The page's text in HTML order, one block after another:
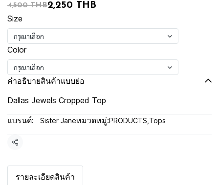
4,500 THB2,250 THB
Size
กรุณาเลือก
Color
กรุณาเลือก
คำอธิบายสินค้าแบบย่อ
Dallas Jewels Cropped Top
แบรนด์: Sister Janeหมวดหมู่:PRODUCTS Tops
แชร์
รายละเอียดสินค้า